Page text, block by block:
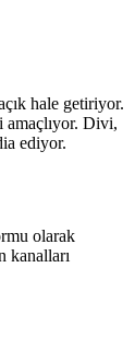
hale getiriyor.
amaçlıyor. Divi,
ediyor.
olarak
kanalları